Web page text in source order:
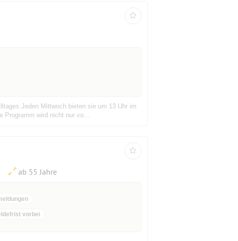
Mittwoch bieten sie um 13 Uhr im
wird nicht nur vo...
ab 55 Jahre
vorbei